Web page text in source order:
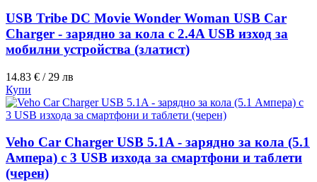
USB Tribe DC Movie Wonder Woman USB Car
Charger - зарядно за кола с 2.4A USB изход за
мобилни устройства (златист)
14.83 € / 29 лв
Купи
Veho Car Charger USB 5.1A - зарядно за кола (5.1
Ампера) с 3 USB изхода за смартфони и таблети
(черен)